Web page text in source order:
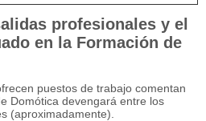
profesionales y el
en la Formación de
puestos de trabajo comentan
Domótica devengará entre los
(aproximadamente).